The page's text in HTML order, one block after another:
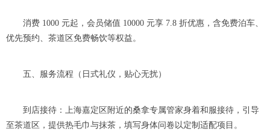
消费 1000 元起，会员储值 10000 元享 7.8 折优惠，含免费泊车、
优先预约、茶道区免费畅饮等权益。
五、服务流程（日式礼仪，贴心无扰）
到店接待：上海嘉定区附近的桑拿专属管家身着和服接待，引导
至茶道区，提供热毛巾与抹茶，填写身体问卷以定制适配项目。